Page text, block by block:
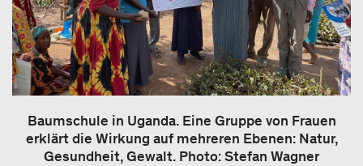
Baumschule in Uganda. Eine Gruppe von Frauen
erklärt die Wirkung auf mehreren Ebenen: Natur,
Gesundheit, Gewalt. Photo: Stefan Wagner